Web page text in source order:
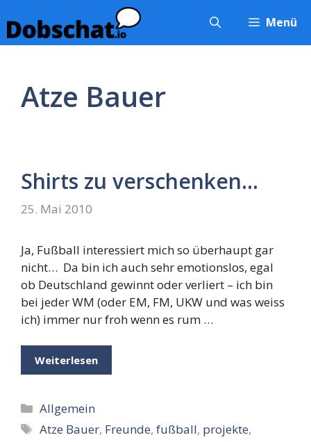
Inhalt
springen
Menü
Atze Bauer
Shirts zu verschenken…
25. Mai 2010
Ja, Fußball interessiert mich so überhaupt gar
nicht… Da bin ich auch sehr emotionslos, egal
ob Deutschland gewinnt oder verliert – ich bin
bei jeder WM (oder EM, FM, UKW und was weiss
ich) immer nur froh wenn es rum …
Weiterlesen
Kategorien
Allgemein
Schlagwörter
Atze Bauer, Freunde,fußball, projekte,